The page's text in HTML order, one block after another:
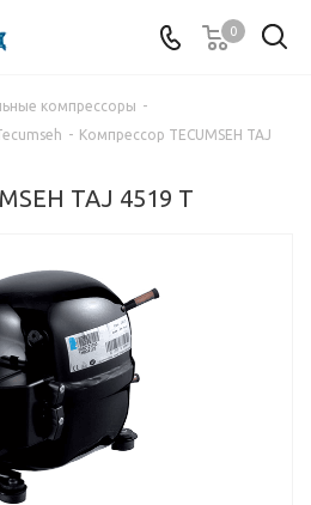
0
компрессоры -
- Компрессор TECUMSEH TAJ
TAJ 4519 T